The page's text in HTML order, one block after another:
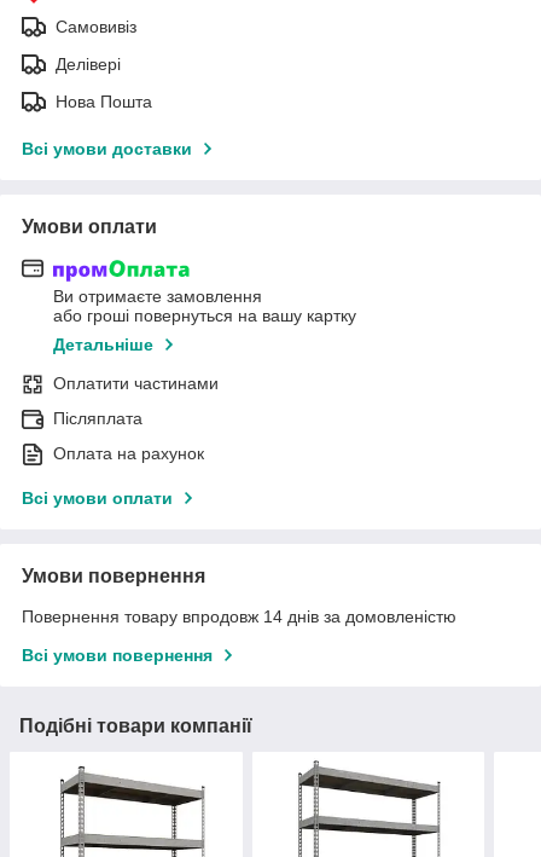
Самовивіз
Делівері
Нова Пошта
Всі умови доставки
Умови оплати
Ви отримаєте замовлення
або гроші повернуться на вашу картку
Детальніше
Оплатити частинами
Післяплата
Оплата на рахунок
Всі умови оплати
Умови повернення
Повернення товару впродовж 14 днів за домовленістю
Всі умови повернення
Подібні товари компанії